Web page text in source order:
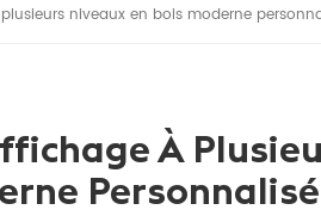
niveaux en bois moderne
À